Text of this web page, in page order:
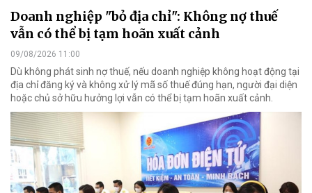
Doanh nghiệp "bỏ địa chỉ": Không nợ thuế
vẫn có thể bị tạm hoãn xuất cảnh
09/08/2026 11:00
Dù không phát sinh nợ thuế, nếu doanh nghiệp không hoạt động tại
địa chỉ đăng ký và không xử lý mã số thuế đúng hạn, người đại diện
hoặc chủ sở hữu hưởng lợi vẫn có thể bị tạm hoãn xuất cảnh.